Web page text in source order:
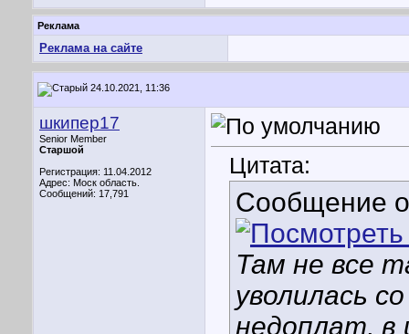
Реклама
Реклама на сайте
24.10.2021, 11:36
шкипер17
Senior Member
Старшой
Регистрация: 11.04.2012
Адрес: Моск область.
Сообщений: 17,791
Цитата:
Сообщение
Там не все
уволилась
недоплат, в